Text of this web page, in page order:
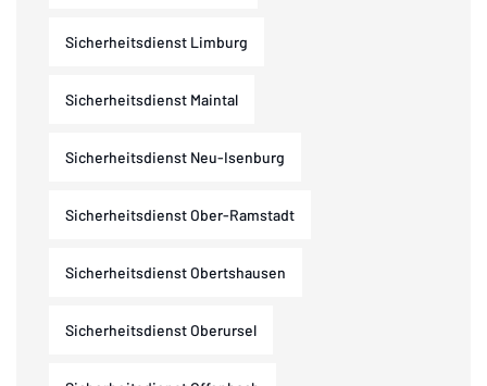
Sicherheitsdienst Limburg
Sicherheitsdienst Maintal
Sicherheitsdienst Neu-Isenburg
Sicherheitsdienst Ober-Ramstadt
Sicherheitsdienst Obertshausen
Sicherheitsdienst Oberursel